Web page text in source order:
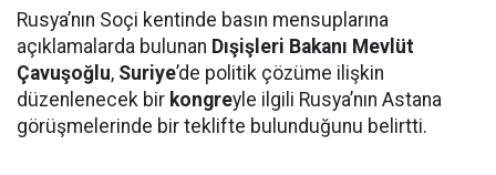
Rusya’nın Soçi kentinde basın mensuplarına
açıklamalarda bulunan Dışişleri Bakanı Mevlüt
Çavuşoğlu, Suriye’de politik çözüme ilişkin
düzenlenecek bir kongreyle ilgili Rusya’nın Astana
görüşmelerinde bir teklifte bulunduğunu belirtti.